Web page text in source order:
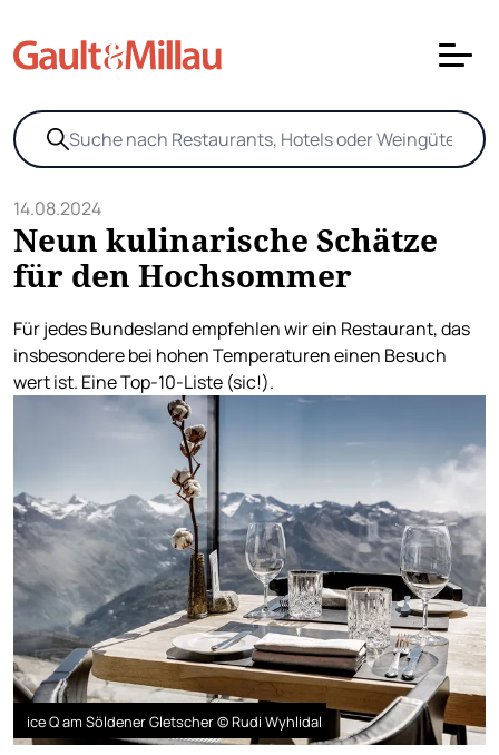
14.08.2024
Neun kulinarische Schätze
für den Hochsommer
Für jedes Bundesland empfehlen wir ein Restaurant, das
insbesondere bei hohen Temperaturen einen Besuch
wert ist. Eine Top-10-Liste (sic!).
ice Q am Söldener Gletscher © Rudi Wyhlidal